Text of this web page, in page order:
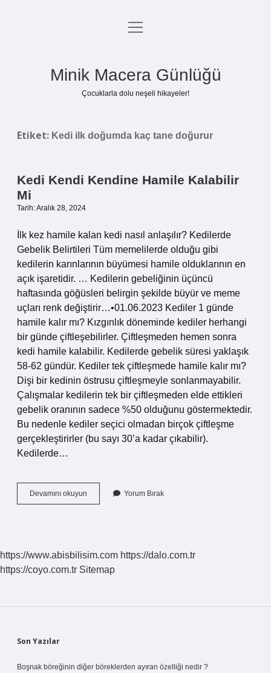
Anasayfa
menüyü
Minik Macera Günlüğü
Çocuklarla dolu neşeli hikayeler!
Etiket: Kedi ilk doğumda kaç tane doğurur
Kedi Kendi Kendine Hamile Kalabilir
Mi
Tarih: Aralık 28, 2024
İlk kez hamile kalan kedi nasıl anlaşılır? Kedilerde
Gebelik Belirtileri Tüm memelilerde olduğu gibi
kedilerin karınlarının büyümesi hamile olduklarının en
açık işaretidir. … Kedilerin gebeliğinin üçüncü
haftasında göğüsleri belirgin şekilde büyür ve meme
uçları renk değiştirir…•01.06.2023 Kediler 1 günde
hamile kalır mı? Kızgınlık döneminde kediler herhangi
bir günde çiftleşebilirler. Çiftleşmeden hemen sonra
kedi hamile kalabilir. Kedilerde gebelik süresi yaklaşık
58-62 gündür. Kediler tek çiftleşmede hamile kalır mı?
Dişi bir kedinin östrusu çiftleşmeyle sonlanmayabilir.
Çalışmalar kedilerin tek bir çiftleşmeden elde ettikleri
gebelik oranının sadece %50 olduğunu göstermektedir.
Bu nedenle kediler seçici olmadan birçok çiftleşme
gerçekleştirirler (bu sayı 30’a kadar çıkabilir).
Kedilerde…
Devamını okuyun
Kendi
Yorum Bırak
https://www.abisbilisim.com https://dalo.com.tr
https://coyo.com.tr Sitemap
Sidebar
Son Yazılar
Boşnak böreğinin diğer böreklerden ayıran özelliği nedir ?